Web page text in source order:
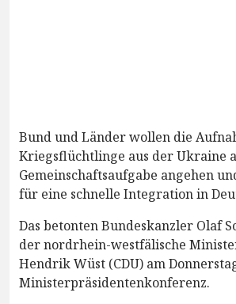
Bund und Länder wollen die
Kriegsflüchtlinge aus der Ukraine
Gemeinschaftsaufgabe angehen
für eine schnelle Integration in
Das betonten Bundeskanzler Olaf
der nordrhein-westfälische
Hendrik Wüst (CDU) am
Ministerpräsidentenkonferenz.